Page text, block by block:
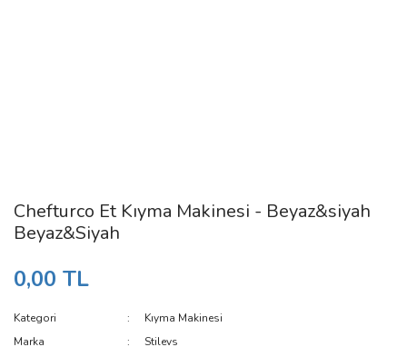
Chefturco Et Kıyma Makinesi - Beyaz&siyah
Beyaz&Siyah
0,00 TL
Kategori
Kıyma Makinesi
Marka
Stilevs